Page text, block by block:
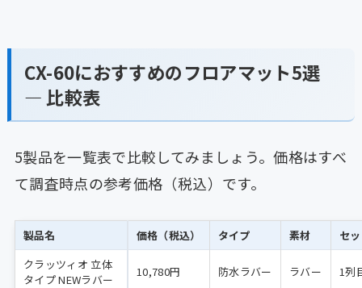
CX-60におすすめのフロアマット5選
— 比較表
5製品を一覧表で比較してみましょう。価格はすべ
て調査時点の参考価格（税込）です。
製品名 価格（税込） タイプ 素材
セ
クラッツィオ 立体
タイプ NEWラバー
10,780円 防水ラバー ラバー 1列